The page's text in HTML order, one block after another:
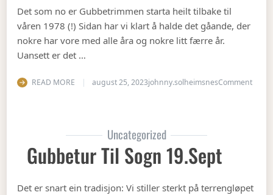
Det som no er Gubbetrimmen starta heilt tilbake til
våren 1978 (!) Sidan har vi klart å halde det gåande, der
nokre har vore med alle åra og nokre litt færre år.
Uansett er det …
READ MORE august 25, 2023johnny.solheimsnesCommenton
Uncategorized
Gubbetur Til Sogn 19.sept
Det er snart ein tradisjon: Vi stiller sterkt på terrengløpet